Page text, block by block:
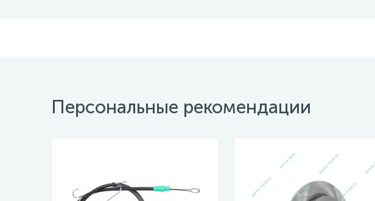
Персональные рекомендации